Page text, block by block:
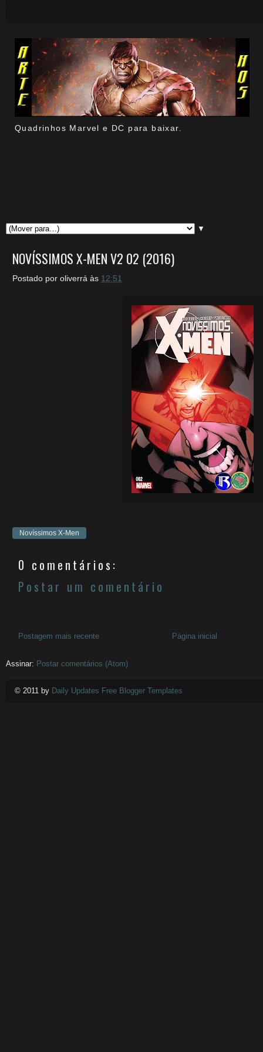
Quadrinhos Marvel e DC para baixar.
▼
NOVÍSSIMOS X-MEN V2 02 (2016)
Postado por oliverrá às 12:51
Novíssimos X-Men
0 comentários:
Postar um comentário
Postagem mais recente Página inicial
Assinar: Postar comentários (Atom)
© 2011 by Daily Updates Free Blogger Templates